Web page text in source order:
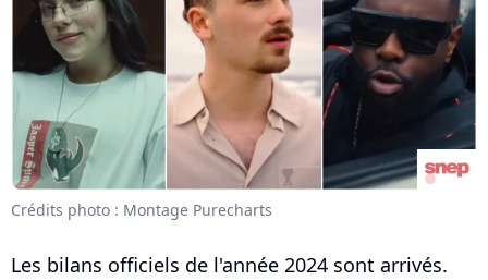
Crédits photo : Montage Purecharts
Les bilans officiels de l'année 2024 sont arrivés.